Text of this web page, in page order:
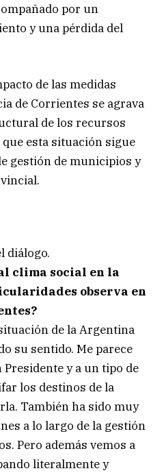
por un
y una pérdida del
de las medidas
de Corrientes se agrava
de los recursos
esta situación sigue
gestión de municipios y
diálogo.
clima social en la
observa en
de la Argentina
su sentido. Me parece
y a un tipo de
los destinos de la
También ha sido muy
a lo largo de la gestión
Pero además vemos a
literalmente y